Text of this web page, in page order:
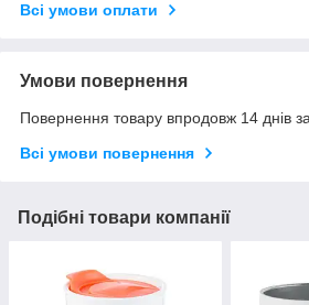
Всі умови оплати
Умови повернення
Повернення товару впродовж 14 днів
Всі умови повернення
Подібні товари компанії